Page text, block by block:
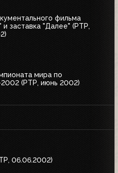
фильма
и заставка "Далее" (РТР,
мира по
(РТР, июнь 2002)
06.06.2002)